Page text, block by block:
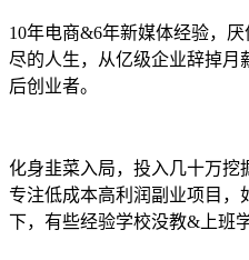
10年电商&6年新媒体经验，
尽的人生，从亿级企业辞掉月
后创业者。
化身韭菜入局，投入几十万挖
专注低成本高利润副业项目，
下，有些经验学校没教&上班